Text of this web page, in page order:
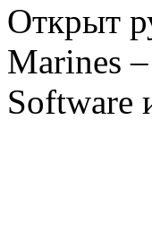
Открыт
Marines
Software